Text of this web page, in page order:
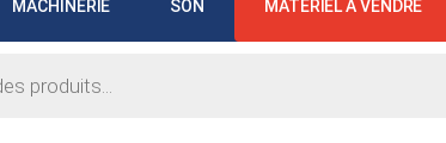
MACHINERIE SON MATÉRIEL À VENDRE